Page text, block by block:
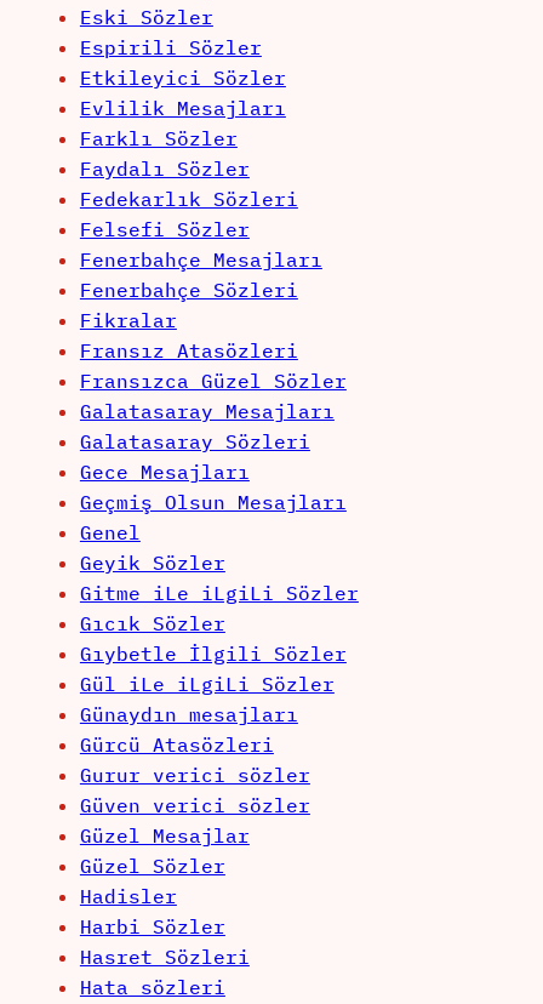
Eski Sözler
Espirili Sözler
Etkileyici Sözler
Evlilik Mesajları
Farklı Sözler
Faydalı Sözler
Fedekarlık Sözleri
Felsefi Sözler
Fenerbahçe Mesajları
Fenerbahçe Sözleri
Fikralar
Fransız Atasözleri
Fransızca Güzel Sözler
Galatasaray Mesajları
Galatasaray Sözleri
Gece Mesajları
Geçmiş Olsun Mesajları
Genel
Geyik Sözler
Gitme iLe iLgiLi Sözler
Gıcık Sözler
Gıybetle İlgili Sözler
Gül iLe iLgiLi Sözler
Günaydın mesajları
Gürcü Atasözleri
Gurur verici sözler
Güven verici sözler
Güzel Mesajlar
Güzel Sözler
Hadisler
Harbi Sözler
Hasret Sözleri
Hata sözleri